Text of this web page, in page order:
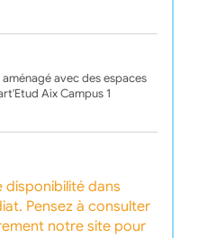
avec des espaces
Aix Campus 1
disponibilité dans
Pensez à consulter
notre site pour